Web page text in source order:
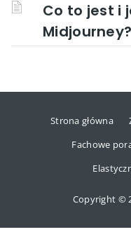
Co to jest i
Midjourney?
Strona główna
Fachowe
Copyright ©